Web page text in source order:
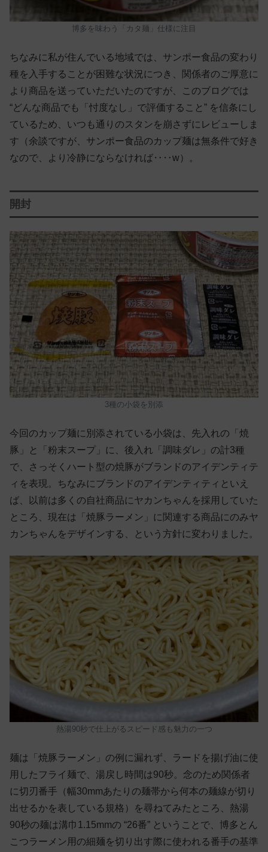
博多を味わう「カタ麺」仕様に注目
ちなみに私が住んでいる地域では、サンポー食品の変わり
種を入手することが困難な状況につき、関係者のご厚意に
より商品を送っていただいたのですが、このブログでは
“どんな商品でも「忖度なし」で評価すること” を信条にし
ているため、いつも通りのスタンを崩さずにレビューしま
す（余談ですが、サンポー食品のカップ麺は無条件で好き
なので、より冷静にならなければ‥‥w）。
開封
3種の小袋を別添
今回のカップ麺に別添されている小袋は、先入れの「焼
豚」と「粉末スープ」に、後入れ「調味ダレ」の計3種
で、さっそくハート型の焼豚がブランドのアイデンティテ
ィを表現。ちなみにブランドのアイデンティティといえ
ば、以前は多くの自社商品にヤカンちゃんを採用していた
ところ、現在は「焼豚ラーメン」に関連する商品にのみヤ
カンちゃんをデザインする、という方針に変わりました。
熱湯90秒で仕上がるスピード感も魅力の一つ
麺は「焼豚ラーメン」の例に漏れず、ラードを揚げ油に使
用したフライ麺で、湯戻し時間は90秒。念のため関係者
に切刃番手（幅30mmあたりの麺帯から何本の麺線が切り
出せるかを表している規格）を尋ねてみたところ、熱湯
90秒の麺は溝巾1.15mmの “26番” ということで、博多とん
こつラーメン用の細麺を切り出す際に使われる番手の基準